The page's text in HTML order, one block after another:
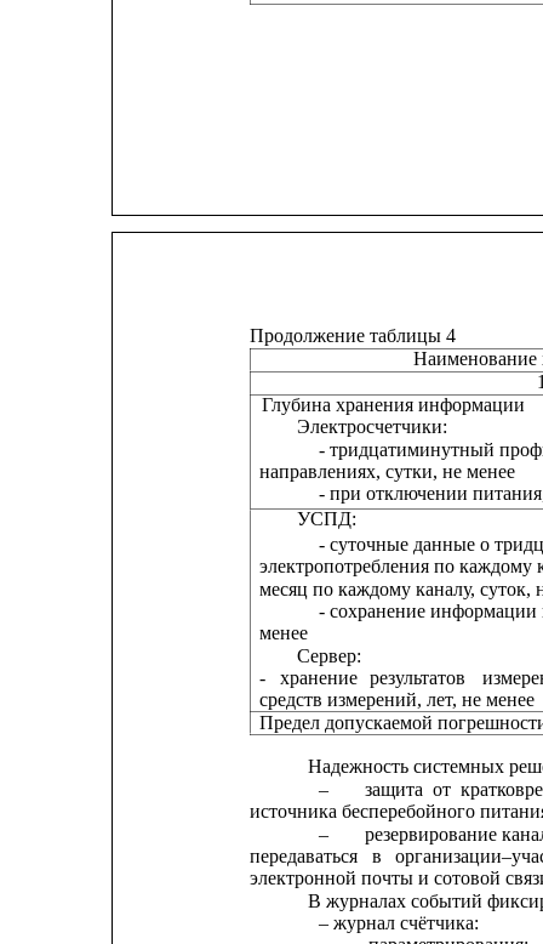
Продолжение таблицы 4
Наименование
Глубина хранения информации
Электросчетчики:
- тридцатиминутный
направлениях, сутки, не менее
- при отключении
УСПД:
- суточные данные о
электропотребления по каждому
месяц по каждому каналу, суток,
- сохранение информации
менее
Сервер:
-
хранение результатов
средств измерений, лет, не менее
Предел допускаемой
Надежность системных
–
защита от
источника бесперебойного
–
резервирование
передаваться
в
электронной почты и сотовой
В журналах событий
– журнал счётчика: